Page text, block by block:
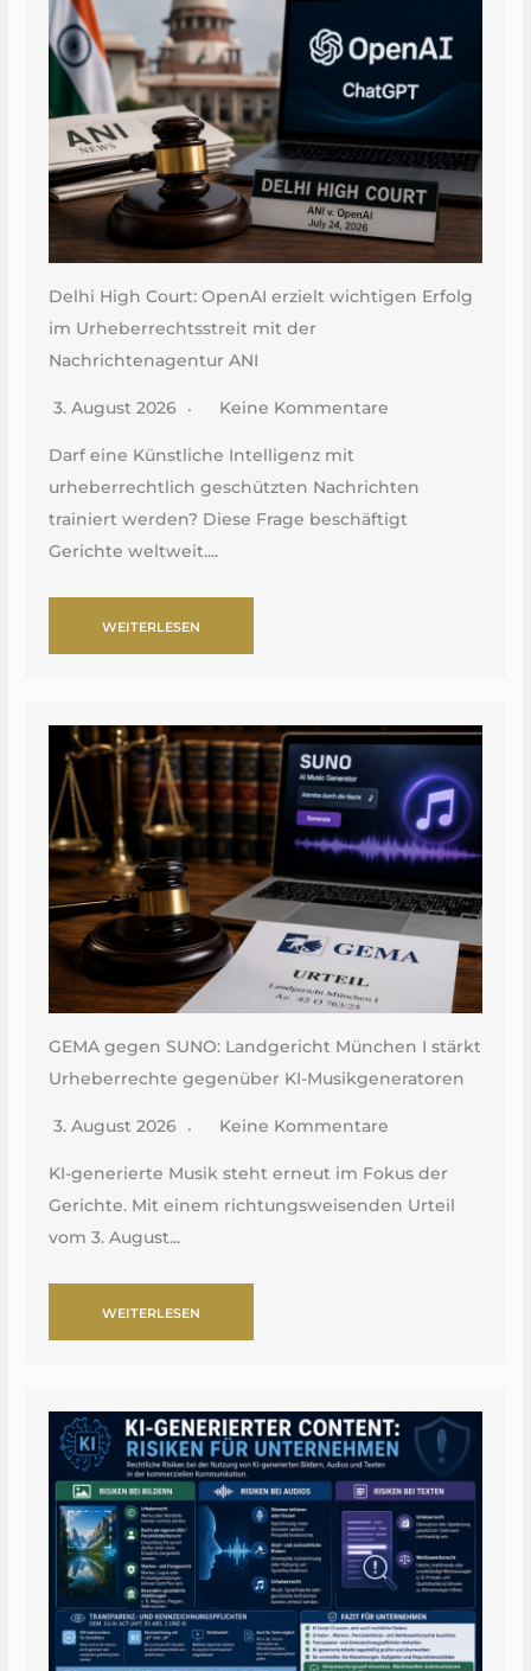
Delhi High Court: OpenAI erzielt wichtigen Erfolg
im Urheberrechtsstreit mit der
Nachrichtenagentur ANI
3. August 2026 Keine Kommentare
Darf eine Künstliche Intelligenz mit
urheberrechtlich geschützten Nachrichten
trainiert werden? Diese Frage beschäftigt
Gerichte weltweit....
WEITERLESEN
GEMA gegen SUNO: Landgericht München I stärkt
Urheberrechte gegenüber KI-Musikgeneratoren
3. August 2026 Keine Kommentare
KI-generierte Musik steht erneut im Fokus der
Gerichte. Mit einem richtungsweisenden Urteil
vom 3. August...
WEITERLESEN